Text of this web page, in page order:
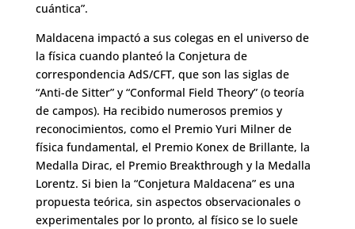
cuántica”.
Maldacena impactó a sus colegas en el universo de
la física cuando planteó la Conjetura de
correspondencia AdS/CFT, que son las siglas de
“Anti-de Sitter” y “Conformal Field Theory” (o teoría
de campos). Ha recibido numerosos premios y
reconocimientos, como el Premio Yuri Milner de
física fundamental, el Premio Konex de Brillante, la
Medalla Dirac, el Premio Breakthrough y la Medalla
Lorentz. Si bien la “Conjetura Maldacena” es una
propuesta teórica, sin aspectos observacionales o
experimentales por lo pronto, al físico se lo suele